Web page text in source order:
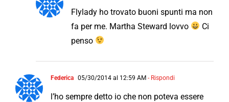
Flylady ho trovato buoni spunti ma non
fa per me. Martha Steward lovvo
Ci
penso
Federica 05/30/2014 al 12:59 AM - Rispondi
l’ho sempre detto io che non poteva essere